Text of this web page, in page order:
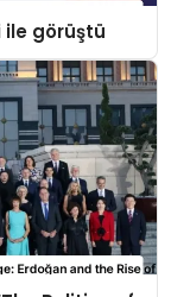
ile görüştü